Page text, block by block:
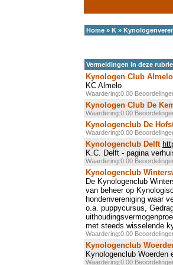
Home » K »
Vermeldingen in deze
Kynologen Club Almelo
KC Almelo
Waardering:0.00
Kynologen Club De
Waardering:0.00
Kynologenclub De
Waardering:0.00
Kynologenclub Delft
K.C. Delft - pagina
Waardering:0.00
Kynologenclub
De Kynologenclub
van beheer op
hondenvereniging waar
o.a. puppycursus,
met steeds wisselende
Waardering:0.00
Kynologenclub
Kynologenclub
Waardering:0.00